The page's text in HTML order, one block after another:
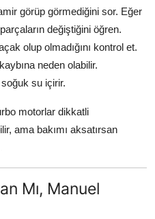
görüp görmediğini sor. Eğer
değiştiğini öğren.
olup olmadığını kontrol et.
neden olabilir.
su içirir.
motorlar dikkatli
ama bakımı aksatırsan
Mı, Manuel